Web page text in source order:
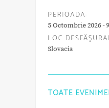
PERIOADA:
5 Octombrie 2026 -
LOC
Slovacia
TOATE